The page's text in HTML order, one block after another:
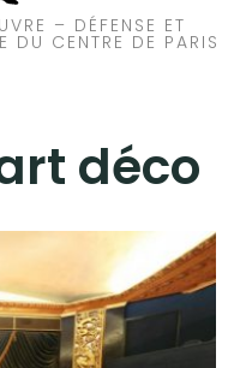
– DÉFENSE ET
DU CENTRE DE PARIS
déco